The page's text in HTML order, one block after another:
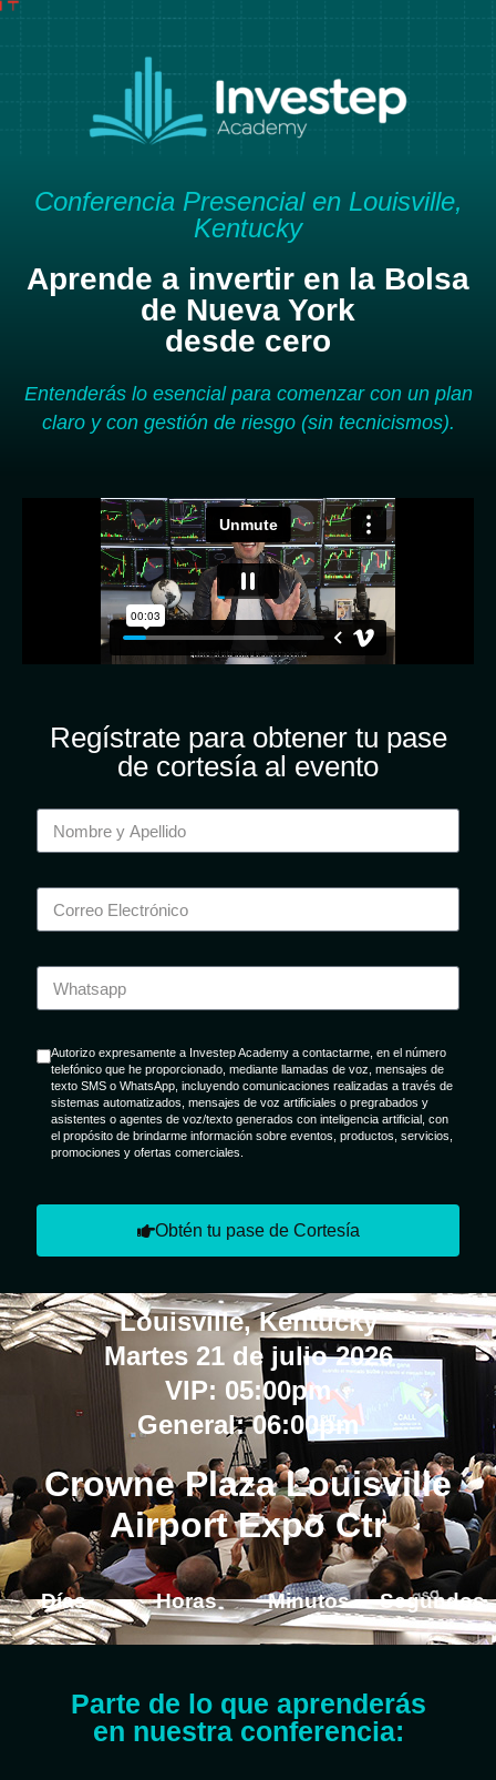
Conferencia Presencial en Louisville,
Kentucky
Aprende a invertir en la Bolsa
de Nueva York
desde cero
Entenderás lo esencial para comenzar con un plan
claro y con gestión de riesgo (sin tecnicismos).
Regístrate para obtener tu pase
de cortesía al evento
Autorizo expresamente a Investep Academy a contactarme, en el número
telefónico que he proporcionado, mediante llamadas de voz, mensajes de
texto SMS o WhatsApp, incluyendo comunicaciones realizadas a través de
sistemas automatizados, mensajes de voz artificiales o pregrabados y
asistentes o agentes de voz/texto generados con inteligencia artificial, con
el propósito de brindarme información sobre eventos, productos, servicios,
promociones y ofertas comerciales.
Obtén tu pase de Cortesía
Louisville, Kentucky
Martes 21 de julio 2026
VIP: 05:00pm
General: 06:00pm
Crowne Plaza Louisville
Airport Expo Ctr
Días Horas Minutos Segundos
Parte de lo que aprenderás
en nuestra conferencia: